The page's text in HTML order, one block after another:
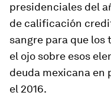
presidenciales del
de calificación
sangre para que los
el ojo sobre esos
deuda mexicana
el 2016.